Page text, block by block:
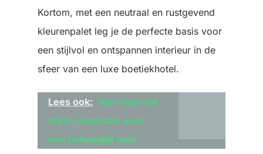
Kortom, met een neutraal en rustgevend
kleurenpalet leg je de perfecte basis voor
een stijlvol en ontspannen interieur in de
sfeer van een luxe boetiekhotel.
Lees ook: Van vloer tot
sfeer: inspiratie voor
een behaaglijk huis